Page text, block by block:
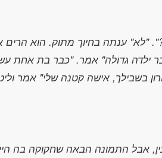
"לא" ענתה בחיוך מתוק. הוא הרים
ילדה גדולה" אמר. "כבר בת אחת
בשבילך, אישה קטנה שלי" אמר
אבל התמונה הבאה שחקוקה בה